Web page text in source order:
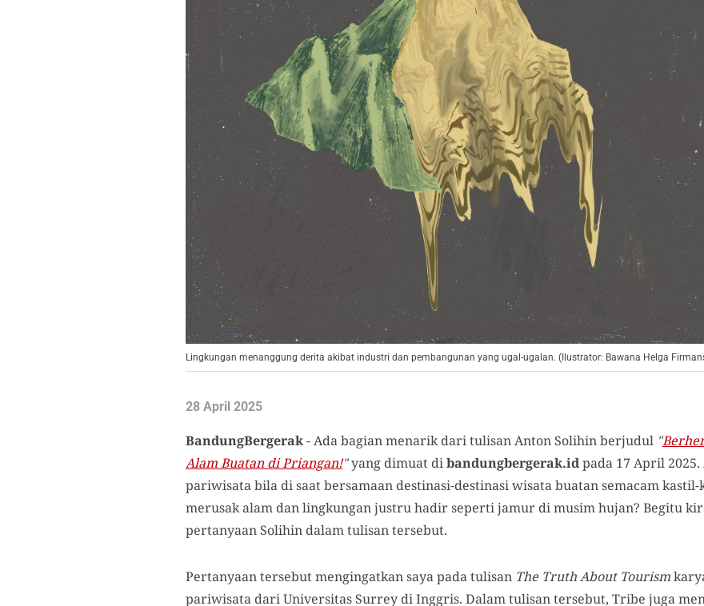
Lingkungan menanggung derita akibat industri dan pembangunan yang ugal-ugalan. (Ilustrator: Bawana Helga
28 April 2025
BandungBergerak- Ada bagian menarik dari tulisan Anton Solihin berjudul "
Alam Buatan di Priangan!"yang dimuat dibandungbergerak.idpada 17 April
pariwisata bila di saat bersamaan destinasi-destinasi wisata buatan semacam
merusak alam dan lingkungan justru hadir seperti jamur di musim hujan? Begitu
pertanyaan Solihin dalam tulisan tersebut.
Pertanyaan tersebut mengingatkan saya pada tulisan The Truth About Tourism
pariwisata dari Universitas Surrey di Inggris. Dalam tulisan tersebut, Tribe juga